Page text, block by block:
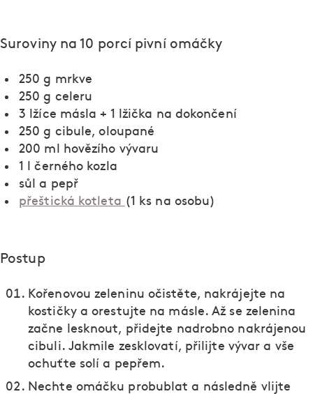
Suroviny na 10 porcí pivní omáčky
250 g mrkve
250 g celeru
3 lžíce másla + 1 lžička na dokončení
250 g cibule, oloupané
200 ml hovězího vývaru
1 l černého kozla
sůl a pepř
přeštická kotleta (1 ks na osobu)
Postup
Kořenovou zeleninu očistěte, nakrájejte na
kostičky a orestujte na másle. Až se zelenina
začne lesknout, přidejte nadrobno nakrájenou
cibuli. Jakmile zesklovatí, přilijte vývar a vše
ochuťte solí a pepřem.
Nechte omáčku probublat a následně vlijte